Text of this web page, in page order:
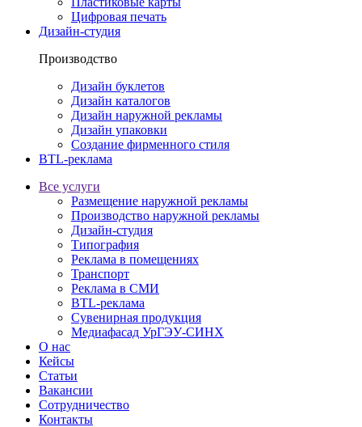
Цифровая печать
Дизайн-студия
Производство
Дизайн буклетов
Дизайн каталогов
Дизайн наружной рекламы
Дизайн упаковки
Создание фирменного стиля
BTL-реклама
Все услуги
Размещение наружной рекламы
Производство наружной рекламы
Дизайн-студия
Типография
Реклама в помещениях
Транспорт
Реклама в СМИ
BTL-реклама
Сувенирная продукция
Медиафасад УрГЭУ-СИНХ
О нас
Кейсы
Статьи
Вакансии
Сотрудничество
Контакты